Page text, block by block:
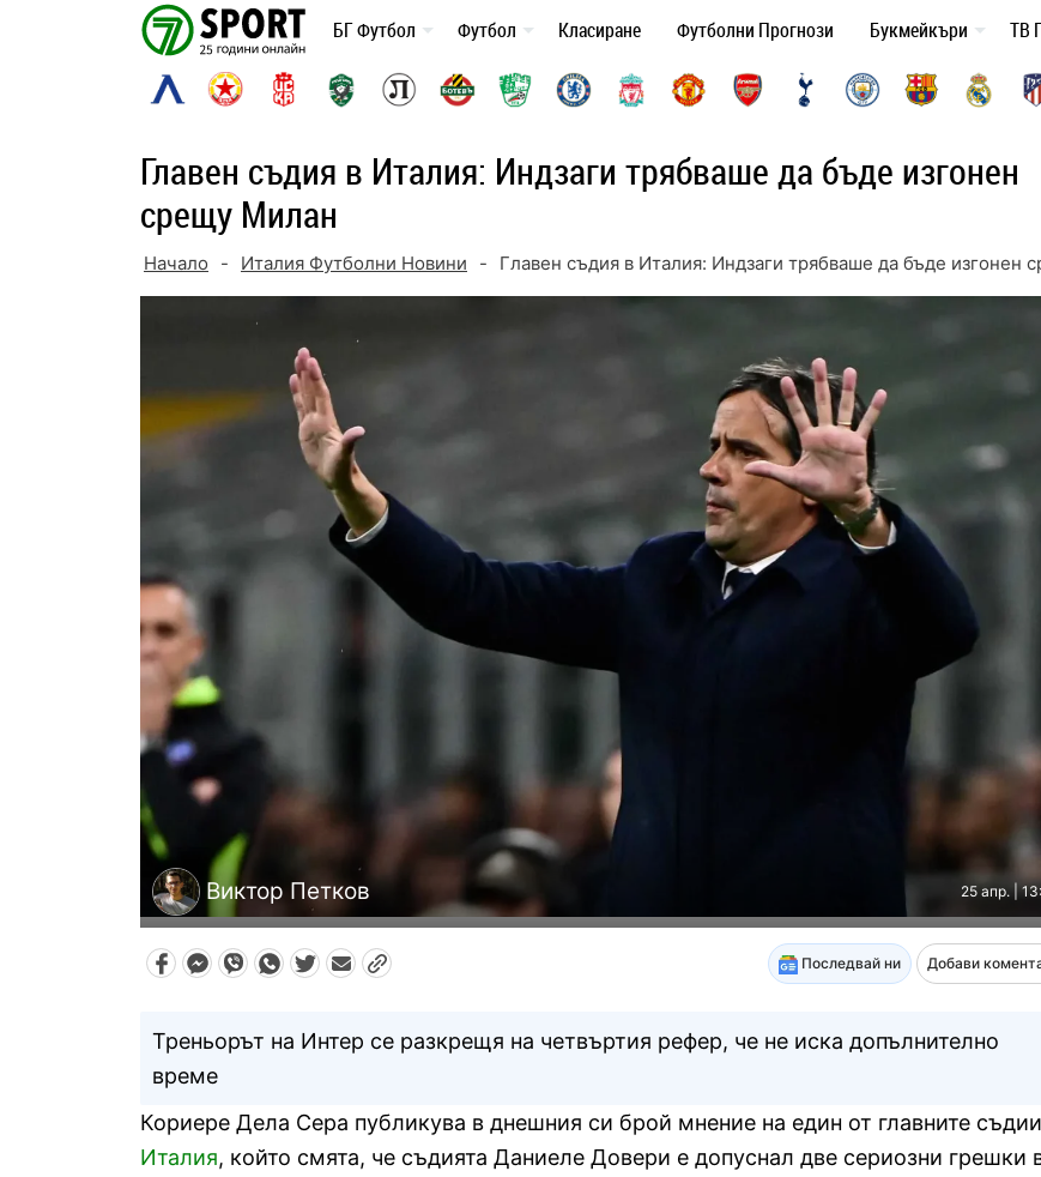
БГ Футбол Футбол Класиране Футболни Прогнози Букмейкъри ТВ
Главен съдия в Италия: Индзаги трябваше да бъде изгонен
срещу Милан
Начало - Италия Футболни Новини - Главен съдия в Италия: Индзаги трябваше да бъде изгонен
Виктор Петков 25 апр. |
Последвай ни Добави
Треньорът на Интер се разкрещя на четвъртия рефер, че не иска допълнително
време
Кориере Дела Сера публикува в днешния си брой мнение на един от главните
Италия, който смята, че съдията Даниеле Довери е допуснал две сериозни грешки